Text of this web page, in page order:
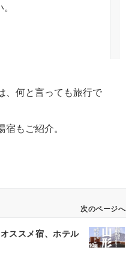
、何と言っても旅行で
もご紹介。
次のページへ
ススメ宿、ホテル